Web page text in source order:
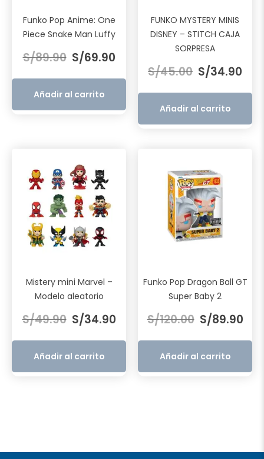
Funko Pop Anime: One
Piece Snake Man Luffy
S/89.90 precio
original
era:
S/89.90.
S/69.90precio
actual
S/69.90.
Añadir al carrito
FUNKO MYSTERY MINIS
DISNEY – STITCH CAJA
SORPRESA
S/45.00 precio
original
era:
S/45.00.
S/34.90
S/
Añadir al carrito
Mistery mini Marvel –
Modelo aleatorio
S/49.90 precio
original
era:
S/49.90.
S/34.90precio
actual
S/34.90.
Añadir al carrito
Funko Pop Dragon Ball GT
Super Baby 2
S/120.00 precio
original
era:
S/120.00.
S/89.90
S/
Añadir al carrito